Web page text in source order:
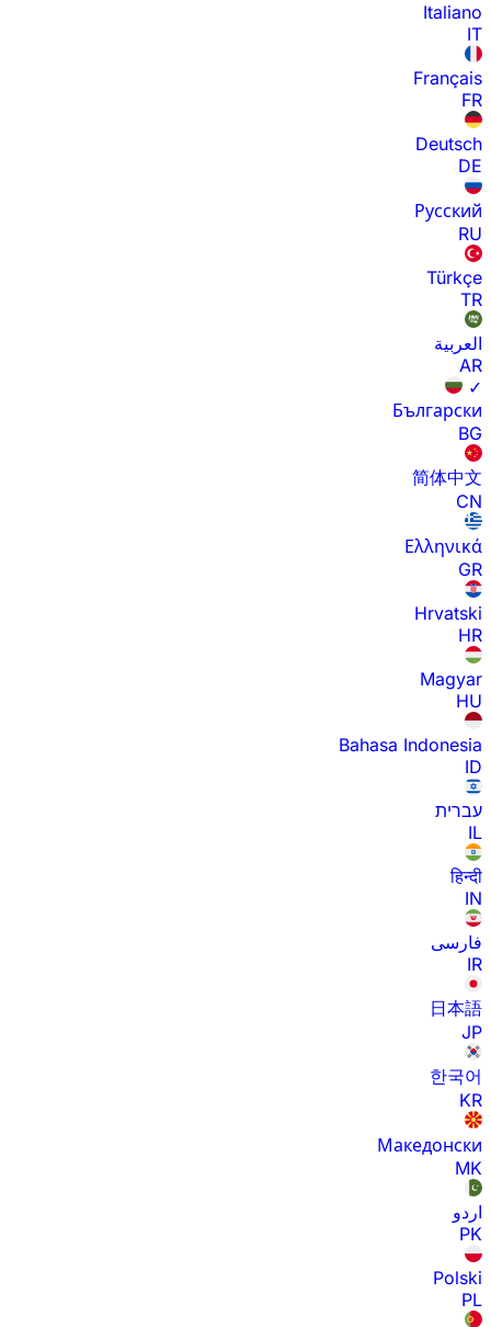
Italiano
IT
Français
FR
Deutsch
DE
Русский
RU
Türkçe
TR
العربية
AR
✓
Български
BG
简体中文
CN
Ελληνικά
GR
Hrvatski
HR
Magyar
HU
Bahasa Indonesia
ID
עברית
IL
हिन्दी
IN
فارسی
IR
日本語
JP
한국어
KR
Македонски
MK
اردو
PK
Polski
PL